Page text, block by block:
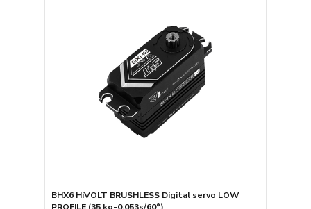
BHX6 HiVOLT BRUSHLESS Digital servo LOW